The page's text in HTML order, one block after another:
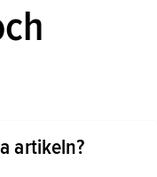
artikeln?